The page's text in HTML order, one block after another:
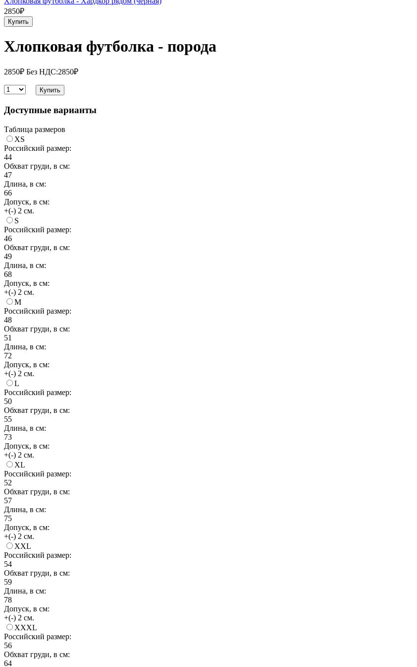
2850₽
Купить
Хлопковая футболка - порода
2850₽ Без НДС:2850₽
Купить
Доступные варианты
Таблица размеров
XS
Российский размер:
44
Обхват груди, в см:
47
Длина, в см:
66
Допуск, в см:
+(-) 2 см.
S
Российский размер:
46
Обхват груди, в см:
49
Длина, в см:
68
Допуск, в см:
+(-) 2 см.
M
Российский размер:
48
Обхват груди, в см:
51
Длина, в см:
72
Допуск, в см:
+(-) 2 см.
L
Российский размер:
50
Обхват груди, в см:
55
Длина, в см:
73
Допуск, в см:
+(-) 2 см.
XL
Российский размер:
52
Обхват груди, в см:
57
Длина, в см:
75
Допуск, в см:
+(-) 2 см.
XXL
Российский размер:
54
Обхват груди, в см:
59
Длина, в см:
78
Допуск, в см:
+(-) 2 см.
XXXL
Российский размер:
56
Обхват груди, в см:
64